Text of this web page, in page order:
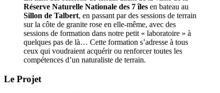
Réserve Naturelle Nationale des 7 îles en bateau au
Sillon de Talbert, en passant par des sessions de terrain
sur la côte de granite rose en elle-même, avec des
sessions de formation dans notre petit « laboratoire » à
quelques pas de là… Cette formation s’adresse à tous
ceux qui voudraient acquérir ou renforcer toutes les
compétences d’un naturaliste de terrain.
Le Projet